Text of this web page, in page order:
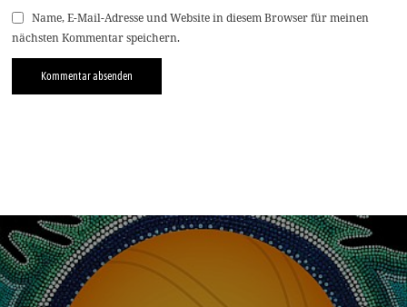
Name, E-Mail-Adresse und Website in diesem Browser für meinen
nächsten Kommentar speichern.